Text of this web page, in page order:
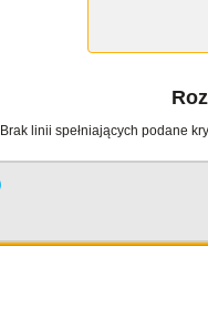
Brak linii spełniających podane